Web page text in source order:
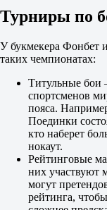
Рейтинговые бои. 6
1
2
Джон Паркер
Николас Харалампус
8 августа в 06:30
Алекс Леапай-мл.
Арсен Фоссо
8 августа в 07:00
Турниры по
У букмекера Фонбет
таких чемпионатах:
Титульные бои
спортсменов
пояса.
Поединки
кто наберет
нокаут.
Рейтинговые
них участвуют
могут
рейтинга,